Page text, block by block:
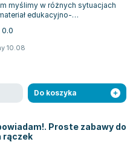
myślimy w różnych sytuacjach
edukacyjno-
dla dzieci, które m...
0.0
10.08
Do koszyka
Proste zabawy do
rączek